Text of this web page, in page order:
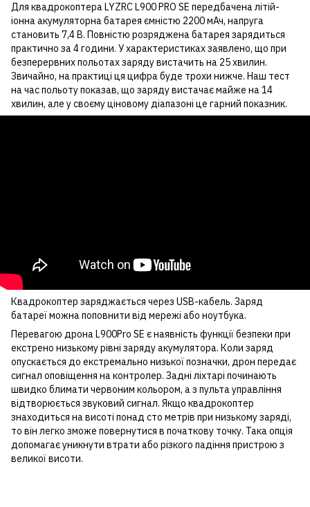
Для квадрокоптера LYZRC L900 PRO SE передбачена літій-
іонна акумуляторна батарея ємністю 2200 мАч, напруга
становить 7,4 В. Повністю розряджена батарея зарядиться
практично за 4 години. У характеристиках заявлено, що при
безперервних польотах заряду вистачить на 25 хвилин.
Звичайно, на практиці ця цифра буде трохи нижче. Наш тест
на час польоту показав, що заряду вистачає майже на 14
хвилин, але у своєму ціновому діапазоні це гарний показник.
Квадрокоптер заряджається через USB-кабель. Заряд
батареї можна поповнити від мережі або ноутбука.
Перевагою дрона L900Pro SE є наявність функції безпеки при
екстрено низькому рівні заряду акумулятора. Коли заряд
опускається до екстремально низької позначки, дрон передає
сигнал оповіщення на контролер. Задні ліхтарі починають
швидко блимати червоним кольором, а з пульта управління
відтворюється звуковий сигнал. Якщо квадрокоптер
знаходиться на висоті понад сто метрів при низькому заряді,
то він легко зможе повернутися в початкову точку. Така опція
допомагає уникнути втрати або різкого падіння пристрою з
великої висоти.